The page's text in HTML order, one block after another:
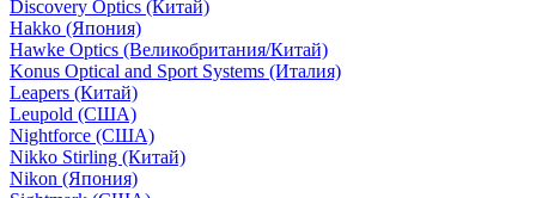
Discovery Optics (Китай)
Hakko (Япония)
Hawke Optics (Великобритания/Китай)
Konus Optical and Sport Systems (Италия)
Leapers (Китай)
Leupold (США)
Nightforce (США)
Nikko Stirling (Китай)
Nikon (Япония)